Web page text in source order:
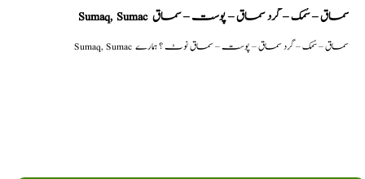
Sumaq, Sumac سماق – سُمک – گرد سماق – پوست – سماق
Sumaq, Sumac سماق – سُمک – گرد سماق – پوست – سماق نوٹ ؟ ہمارے